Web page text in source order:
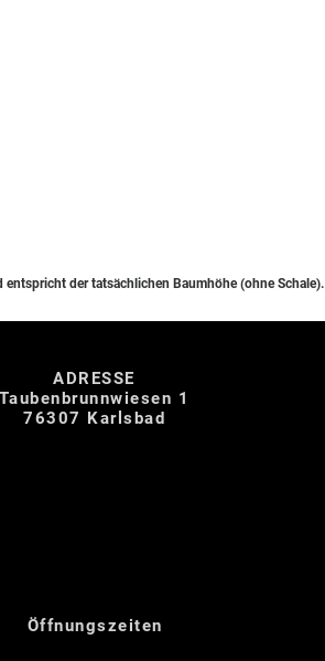
der tatsächlichen Baumhöhe (ohne Schale).
ADRESSE
Taubenbrunnwiesen 1
76307 Karlsbad
Öffnungszeiten